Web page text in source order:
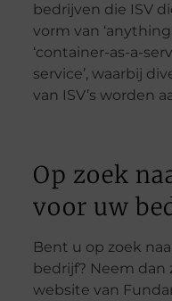
bedrijven die ISV
vorm van
‘container-as-a-
service’, waarbij
van ISV’s worden
Op zoek
voor uw
Bent u op zoek
bedrijf? Neem dan
website van